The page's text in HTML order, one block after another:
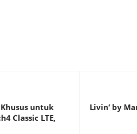
untuk
Classic LTE,
Livin’ by